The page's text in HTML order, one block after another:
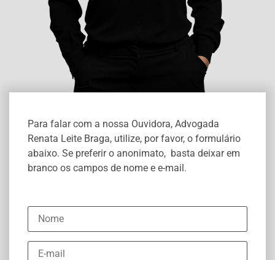
Para falar com a nossa Ouvidora, Advogada
Renata Leite Braga, utilize, por favor, o formulário
abaixo. Se preferir o anonimato, basta deixar em
branco os campos de nome e e-mail.